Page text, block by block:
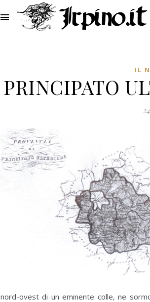
IL
PRINCIPATO
nord-ovest di un eminente colle, ne